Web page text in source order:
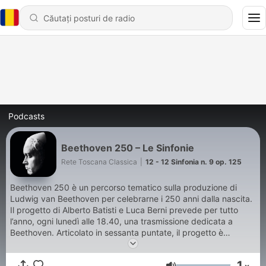
Podcasts
Beethoven 250 – Le Sinfonie
Rete Toscana Classica 12 - 12 Sinfonia n. 9 op. 125
Beethoven 250 è un percorso tematico sulla produzione di
Ludwig van Beethoven per celebrarne i 250 anni dalla nascita.
Il progetto di Alberto Batisti e Luca Berni prevede per tutto
l’anno, ogni lunedì alle 18.40, una trasmissione dedicata a
Beethoven. Articolato in sessanta puntate, il progetto è
suddiviso in quattro cicli affidati a quattro curatori. Il primo
ciclo, a cura di Francesco Dilaghi, esamina l’opera per